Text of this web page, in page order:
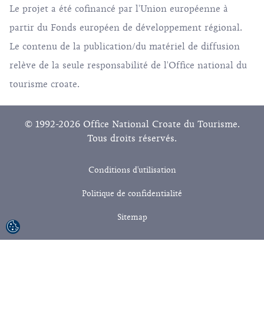
Le projet a été cofinancé par l'Union européenne à
partir du Fonds européen de développement régional.
Le contenu de la publication/du matériel de diffusion
relève de la seule responsabilité de l'Office national du
tourisme croate.
© 1992-2026 Office National Croate du Tourisme.
Tous droits réservés.
Conditions d'utilisation
Politique de confidentialité
Sitemap